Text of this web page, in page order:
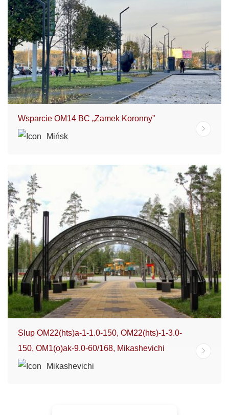
Wsparcie OM14 BC „Zamek Koronny”
Mińsk
Slup OM22(hts)a-1-1.0-150, OM22(hts)-1-3.0-
150, OM1(o)ak-9.0-60/168, Mikashevichi
Mikashevichi